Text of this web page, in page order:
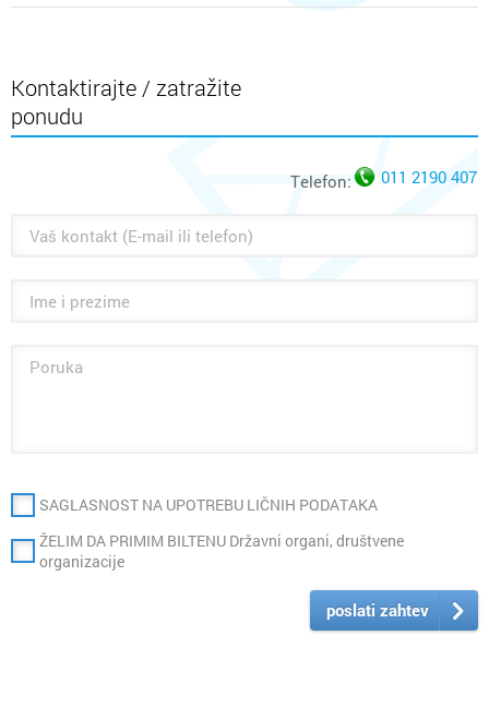
Kontaktirajte / zatražite
ponudu
Telefon: 011 2190 407
SAGLASNOST NA UPOTREBU LIČNIH PODATAKA
ŽELIM DA PRIMIM BILTENU Državni organi, društvene
organizacije
poslati zahtev